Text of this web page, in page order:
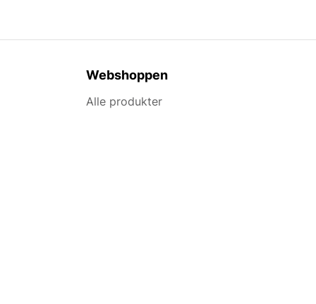
Webshoppen
Alle produkter